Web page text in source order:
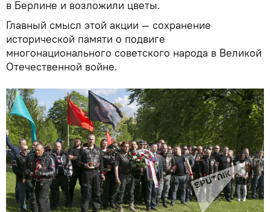
в Берлине и возложили цветы.
Главный смысл этой акции — сохранение
исторической памяти о подвиге
многонационального советского народа в Великой
Отечественной войне.